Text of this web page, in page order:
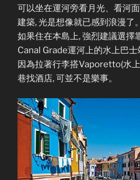
可以坐在運河旁看月光、看河
建築, 光是想像就已感到浪漫了。
如果住在本島上, 強烈建議選擇
Canal Grade運河上的水上巴士
因為拉著行李搭Vaporetto(水
巷找酒店, 可並不是樂事。